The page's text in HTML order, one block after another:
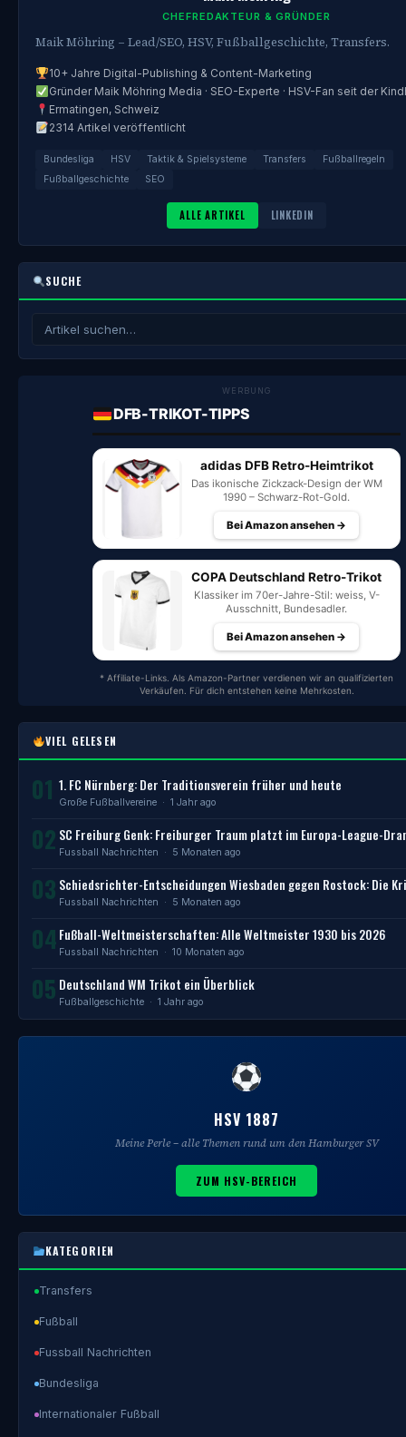
CHEFREDAKTEUR & GRÜNDER
Maik Möhring – Lead/SEO, HSV, Fußballgeschichte, Transfers.
10+ Jahre Digital-Publishing & Content-Marketing
Gründer Maik Möhring Media · SEO-Experte · HSV-Fan seit der
Ermatingen, Schweiz
2314 Artikel veröffentlicht
Bundesliga HSV Taktik & Spielsysteme Transfers
Fußballregeln
Fußballgeschichte
SEO
ALLE ARTIKEL LINKEDIN
SUCHE
WERBUNG
DFB-TRIKOT-TIPPS
adidas DFB Retro-Heimtrikot
Das ikonische Zickzack-Design der WM
1990 – Schwarz-Rot-Gold.
Bei Amazon ansehen →
COPA Deutschland Retro-Trikot
Klassiker im 70er-Jahre-Stil: weiss, V-
Ausschnitt, Bundesadler.
Bei Amazon ansehen →
* Affiliate-Links. Als Amazon-Partner verdienen wir an qualifizierten
Verkäufen. Für dich entstehen keine Mehrkosten.
VIEL GELESEN
01 1. FC Nürnberg: Der Traditionsverein früher und heute
Große Fußballvereine · 1 Jahr ago
02 SC Freiburg Genk: Freiburger Traum platzt im Europa-League-
Fussball Nachrichten · 5 Monaten ago
03 Schiedsrichter-Entscheidungen Wiesbaden gegen Rostock: Die
Fussball Nachrichten · 5 Monaten ago
04 Fußball-Weltmeisterschaften: Alle Weltmeister 1930 bis 2026
Fussball Nachrichten · 10 Monaten ago
05 Deutschland WM Trikot ein Überblick
Fußballgeschichte · 1 Jahr ago
HSV 1887
Meine Perle – alle Themen rund um den Hamburger SV
ZUM HSV-BEREICH
KATEGORIEN
Transfers
Fußball
Fussball Nachrichten
Bundesliga
Internationaler Fußball